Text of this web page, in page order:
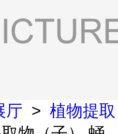
厅 > 植物提取